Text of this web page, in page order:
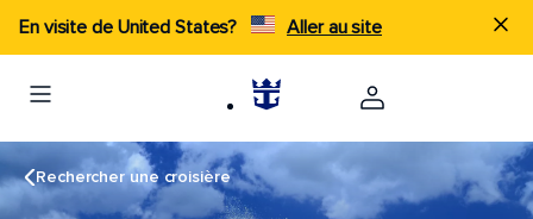
En visite de United States? Aller au site
Rechercher une croisière